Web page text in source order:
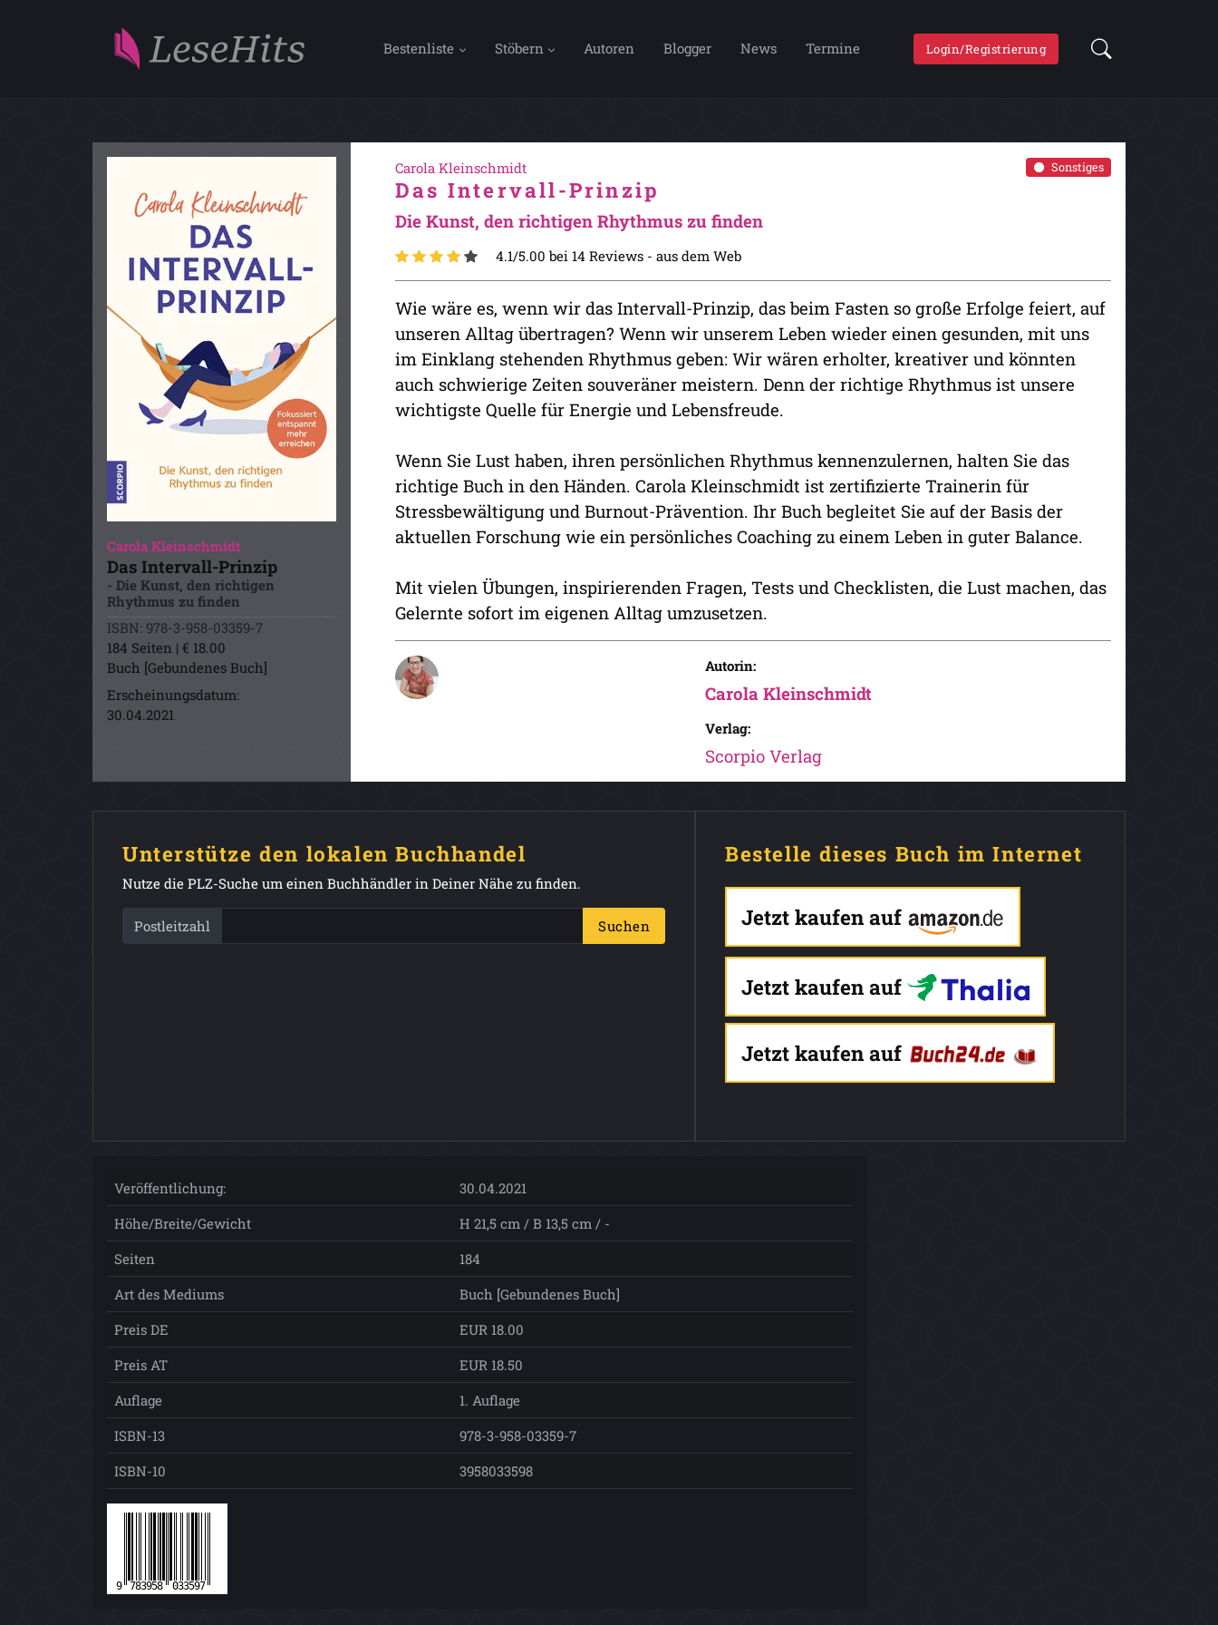
Bestenliste Stöbern Autoren Blogger News Termine Login/Registrierung
Carola Kleinschmidt
Das Intervall-Prinzip
- Die Kunst, den richtigen
Rhythmus zu finden
ISBN: 978-3-958-03359-7
184 Seiten | € 18.00
Buch [Gebundenes Buch]
Erscheinungsdatum:
30.04.2021
Sonstiges
Carola Kleinschmidt
Das Intervall-Prinzip
Die Kunst, den richtigen Rhythmus zu finden
4.1/5.00 bei 14 Reviews - aus dem Web
Wie wäre es, wenn wir das Intervall-Prinzip, das beim Fasten so große Erfolge feiert, auf
unseren Alltag übertragen? Wenn wir unserem Leben wieder einen gesunden, mit uns
im Einklang stehenden Rhythmus geben: Wir wären erholter, kreativer und könnten
auch schwierige Zeiten souveräner meistern. Denn der richtige Rhythmus ist unsere
wichtigste Quelle für Energie und Lebensfreude.
Wenn Sie Lust haben, ihren persönlichen Rhythmus kennenzulernen, halten Sie das
richtige Buch in den Händen. Carola Kleinschmidt ist zertifizierte Trainerin für
Stressbewältigung und Burnout-Prävention. Ihr Buch begleitet Sie auf der Basis der
aktuellen Forschung wie ein persönliches Coaching zu einem Leben in guter Balance.
Mit vielen Übungen, inspirierenden Fragen, Tests und Checklisten, die Lust machen, das
Gelernte sofort im eigenen Alltag umzusetzen.
Autorin:
Carola Kleinschmidt
Verlag:
Scorpio Verlag
Unterstütze den lokalen Buchhandel
Nutze die PLZ-Suche um einen Buchhändler in Deiner Nähe zu finden.
Postleitzahl Suchen
Bestelle dieses Buch im Internet
Jetzt kaufen auf
Jetzt kaufen auf
Jetzt kaufen auf
Veröffentlichung:
30.04.2021
Höhe/Breite/Gewicht
H 21,5 cm / B 13,5 cm / -
Seiten
184
Art des Mediums
Buch [Gebundenes Buch]
Preis DE
EUR 18.00
Preis AT
EUR 18.50
Auflage
1. Auflage
ISBN-13
978-3-958-03359-7
ISBN-10
3958033598